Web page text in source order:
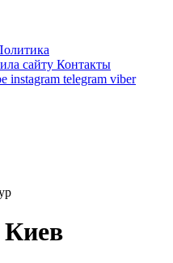
сайту Контакты
instagram telegram viber